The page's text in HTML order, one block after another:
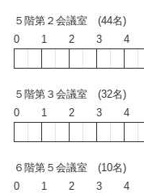
５階第２会議室 (44名)
0 1 2 3 4
５階第３会議室 (32名)
0 1 2 3 4
６階第５会議室 (10名)
0 1 2 3 4